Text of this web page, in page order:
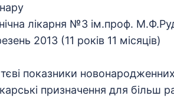
лікарня №3 ім.проф.
2013 (11 років 11 місяців)
показники новонародженних
призначення для більш